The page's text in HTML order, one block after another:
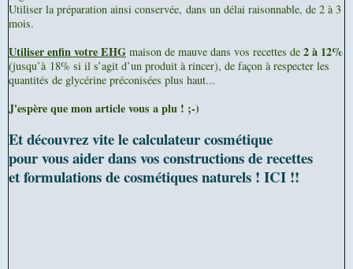
Utiliser la préparation ainsi conservée, dans un délai raisonnable, de 2 à 3
mois.
Utiliser enfin votre EHG maison de mauve dans vos recettes de 2 à 12%
(jusqu’à 18% si il s’agit d’un produit à rincer), de façon à respecter les
quantités de glycérine préconisées plus haut...
J'espère que mon article vous a plu ! ;-)
Et découvrez vite le calculateur cosmétique
pour vous aider dans vos constructions de recettes
et formulations de cosmétiques naturels ! ICI !!